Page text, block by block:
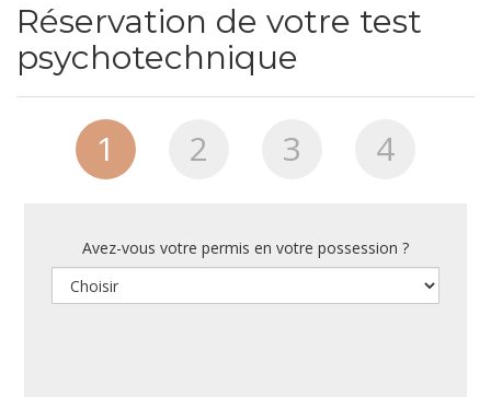
Réservation de votre test
psychotechnique
1 2 3 4
Avez-vous votre permis en votre possession ?